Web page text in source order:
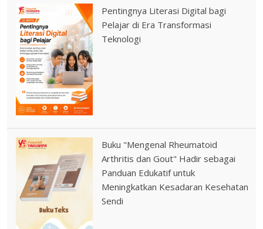
Pentingnya Literasi Digital bagi
Pelajar di Era Transformasi
Teknologi
Buku "Mengenal Rheumatoid
Arthritis dan Gout" Hadir sebagai
Panduan Edukatif untuk
Meningkatkan Kesadaran Kesehatan
Sendi